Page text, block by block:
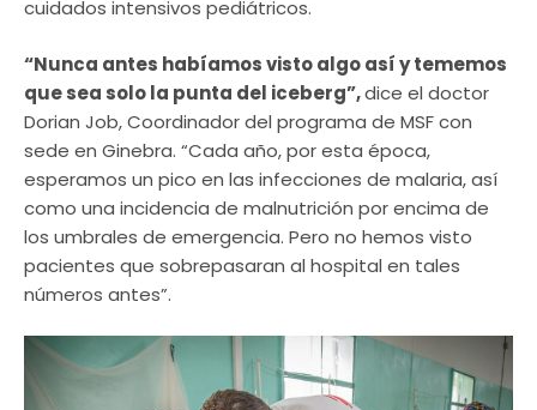
cuidados intensivos pediátricos.
“Nunca antes habíamos visto algo así y tememos
que sea solo la punta del iceberg”,dice el doctor
Dorian Job, Coordinador del programa de MSF con
sede en Ginebra. “Cada año, por esta época,
esperamos un pico en las infecciones de malaria, así
como una incidencia de malnutrición por encima de
los umbrales de emergencia. Pero no hemos visto
pacientes que sobrepasaran al hospital en tales
números antes”.